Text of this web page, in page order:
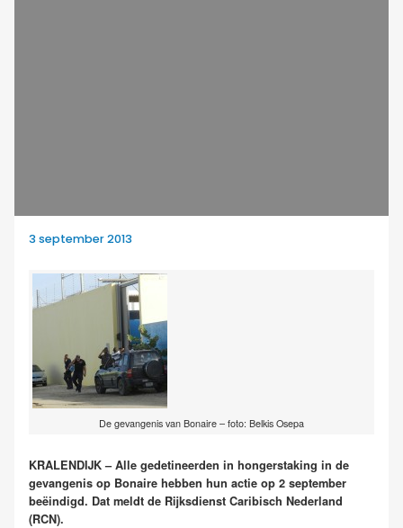
3 september 2013
De gevangenis van Bonaire – foto: Belkis Osepa
KRALENDIJK – Alle gedetineerden in hongerstaking in de
gevangenis op Bonaire hebben hun actie op 2 september
beëindigd. Dat meldt de Rijksdienst Caribisch Nederland
(RCN).